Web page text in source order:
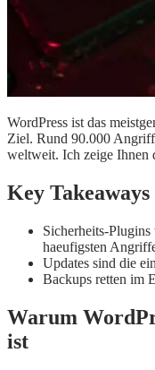
WordPress ist das
Ziel. Rund 90.000
weltweit. Ich zeige Ihnen
Key Takeaways
Sicherheits-
haeufigsten
Updates sind die
Backups retten im
Warum
ist